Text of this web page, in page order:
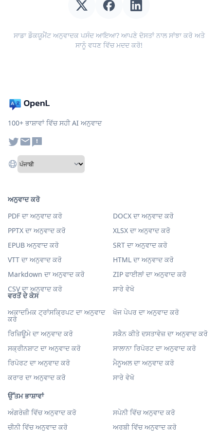
ਸਾਡਾ ਡੌਕਯੂਮੈਂਟ ਅਨੁਵਾਦਕ ਪਸੰਦ ਆਇਆ? ਆਪਣੇ ਦੋਸਤਾਂ ਨਾਲ ਸਾਂਝਾ ਕਰੋ ਅਤੇ
ਸਾਨੂੰ ਵਧਣ ਵਿੱਚ ਮਦਦ ਕਰੋ!
100+ ਭਾਸ਼ਾਵਾਂ ਵਿੱਚ ਸਹੀ AI ਅਨੁਵਾਦ
ਵਰਤੋਂ ਦੇ ਕੇਸ
ਅਕਾਦਮਿਕ ਟ੍ਰਾਂਸਕ੍ਰਿਪਟ ਦਾ ਅਨੁਵਾਦ
ਕਰੋ
ਖੋਜ ਪੇਪਰ ਦਾ ਅਨੁਵਾਦ ਕਰੋ
ਰਿਜ਼ਿਊਮੇ ਦਾ ਅਨੁਵਾਦ ਕਰੋ
ਸਕੈਨ ਕੀਤੇ ਦਸਤਾਵੇਜ਼ ਦਾ ਅਨੁਵਾਦ ਕਰੋ
ਸਕ੍ਰੀਨਸ਼ਾਟ ਦਾ ਅਨੁਵਾਦ ਕਰੋ
ਸਾਲਾਨਾ ਰਿਪੋਰਟ ਦਾ ਅਨੁਵਾਦ ਕਰੋ
ਰਿਪੋਰਟ ਦਾ ਅਨੁਵਾਦ ਕਰੋ
ਮੈਨੂਅਲ ਦਾ ਅਨੁਵਾਦ ਕਰੋ
ਕਰਾਰ ਦਾ ਅਨੁਵਾਦ ਕਰੋ
ਸਾਰੇ ਵੇਖੋ
ਉੱਤਮ ਭਾਸ਼ਾਵਾਂ
ਅੰਗਰੇਜ਼ੀ ਵਿੱਚ ਅਨੁਵਾਦ ਕਰੋ
ਸਪੇਨੀ ਵਿੱਚ ਅਨੁਵਾਦ ਕਰੋ
ਚੀਨੀ ਵਿੱਚ ਅਨੁਵਾਦ ਕਰੋ
ਅਰਬੀ ਵਿੱਚ ਅਨੁਵਾਦ ਕਰੋ
ਅਨੁਵਾਦ ਕਰੋ
PDF ਦਾ ਅਨੁਵਾਦ ਕਰੋ
DOCX ਦਾ ਅਨੁਵਾਦ ਕਰੋ
PPTX ਦਾ ਅਨੁਵਾਦ ਕਰੋ
XLSX ਦਾ ਅਨੁਵਾਦ ਕਰੋ
EPUB ਅਨੁਵਾਦ ਕਰੋ
SRT ਦਾ ਅਨੁਵਾਦ ਕਰੋ
VTT ਦਾ ਅਨੁਵਾਦ ਕਰੋ
HTML ਦਾ ਅਨੁਵਾਦ ਕਰੋ
Markdown ਦਾ ਅਨੁਵਾਦ ਕਰੋ
ZIP ਫਾਈਲਾਂ ਦਾ ਅਨੁਵਾਦ ਕਰੋ
CSV ਦਾ ਅਨੁਵਾਦ ਕਰੋ
ਸਾਰੇ ਵੇਖੋ